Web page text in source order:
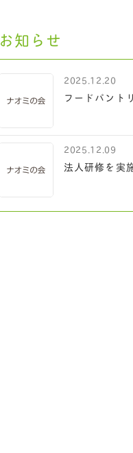
お知らせ
2025.12.20
フードパント
2025.12.09
法人研修を実